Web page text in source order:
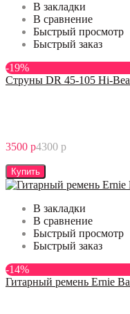
В закладки
В сравнение
Быстрый просмотр
Быстрый заказ
-19%
Струны DR 45-105 Hi-
3500 р4300 р
Купить
В закладки
В сравнение
Быстрый просмотр
Быстрый заказ
-14%
Гитарный ремень Ernie